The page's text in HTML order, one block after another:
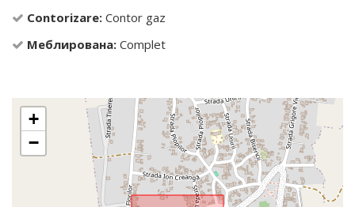
Contorizare: Contor gaz
Меблирована: Complet
+
−